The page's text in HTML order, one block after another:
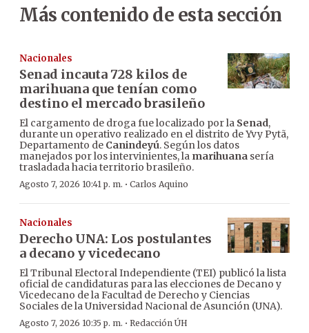
Más contenido de esta sección
Nacionales
Senad incauta 728 kilos de
marihuana que tenían como
destino el mercado brasileño
El cargamento de droga fue localizado por la Senad,
durante un operativo realizado en el distrito de Yvy Pytã,
Departamento de Canindeyú. Según los datos
manejados por los intervinientes, la marihuana sería
trasladada hacia territorio brasileño.
Agosto 7, 2026 10:41 p. m. · Carlos Aquino
Nacionales
Derecho UNA: Los postulantes
a decano y vicedecano
El Tribunal Electoral Independiente (TEI) publicó la lista
oficial de candidaturas para las elecciones de Decano y
Vicedecano de la Facultad de Derecho y Ciencias
Sociales de la Universidad Nacional de Asunción (UNA).
Agosto 7, 2026 10:35 p. m. · Redacción ÚH